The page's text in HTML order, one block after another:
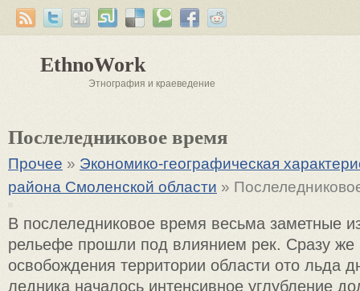
EthnoWork
Этнография и краеведение
Послеледниковое время
Прочее » Экономико-географическая
района Смоленской области »
В послеледниковое время весьма заметные
рельефе прошли под влиянием рек. Сразу же
освобождения территории области ото льда
ледника началось интенсивное углубление